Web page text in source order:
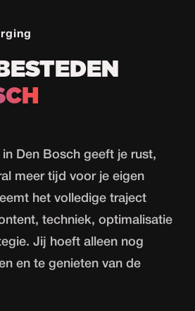
Den Bosch geeft je rust,
meer tijd voor je eigen
het volledige traject
techniek, optimalisatie
Jij hoeft alleen nog
en te genieten van de